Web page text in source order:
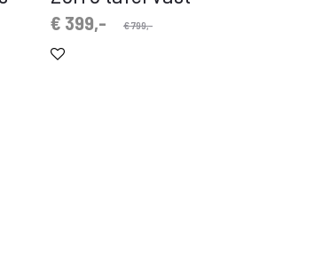
€799,-
Oorspronkelijke
€ 399,-
Huidige
prijs